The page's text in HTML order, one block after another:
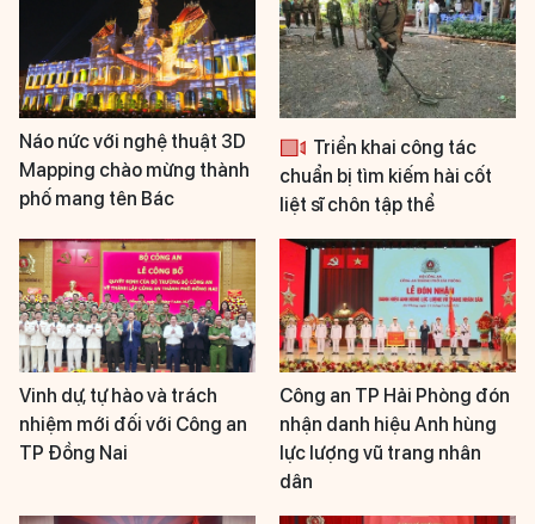
Náo nức với nghệ thuật 3D
Mapping chào mừng thành
phố mang tên Bác
Triển khai công tác
chuẩn bị tìm kiếm hài cốt
liệt sĩ chôn tập thể
Vinh dự, tự hào và trách
nhiệm mới đối với Công an
TP Đồng Nai
Công an TP Hải Phòng đón
nhận danh hiệu Anh hùng
lực lượng vũ trang nhân
dân